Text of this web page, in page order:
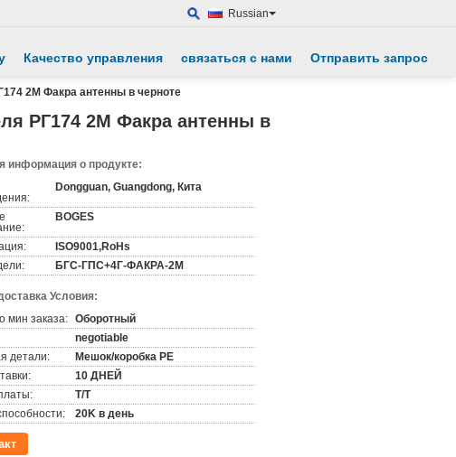
Russian
Качество управления связаться с нами Отправить запрос
2М Факра антенны в черноте
РГ174 2М Факра антенны в
информация о продукте:
Dongguan, Guangdong, Кита
BOGES
ISO9001,RoHs
БГС-ГПС+4Г-ФАКРА-2М
Условия:
мин заказа: Оборотный
negotiable
детали:
Мешок/коробка PE
10 ДНЕЙ
T/T
20K в день